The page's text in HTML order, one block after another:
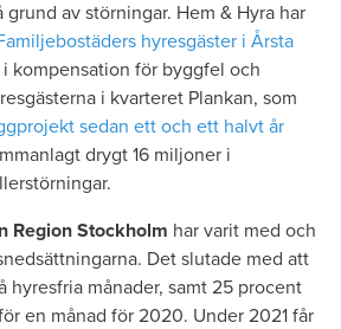
av störningar. Hem & Hyra har
hyresgäster i Årsta
i kompensation för byggfel och
i kvarteret Plankan, som
sedan ett och ett halvt år
drygt 16 miljoner i
Region Stockholm har varit med och
Det slutade med att
hyresfria månader, samt 25 procent
en månad för 2020. Under 2021 får